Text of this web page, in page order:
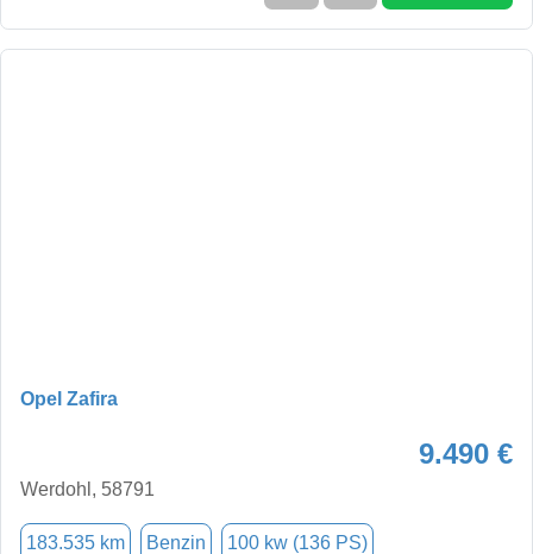
Opel Zafira
9.490 €
Werdohl, 58791
183.535 km Benzin 100 kw (136 PS)